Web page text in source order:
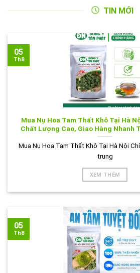
TIN MỚI
Mua Nụ Hoa Tam Thất Khô Tại Hà
Chất Lượng Cao, Giao Hàng Nhanh
Mua Nụ Hoa Tam Thất Khô Tại Hà Nội
trung
XEM THÊM
05
Th8
05
Th8